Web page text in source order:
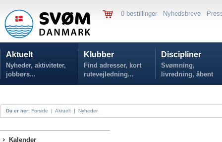
0 bestillinger Nyhedsbreve
Aktuelt
Nyheder, aktiviteter,
jobbørs...
Klubber
Find adresser, kort
rutevejledning...
Discipliner
Svømning,
livredning, åbent
vand...
Du er her: Forside | Aktuelt | Nyheder
Kalender